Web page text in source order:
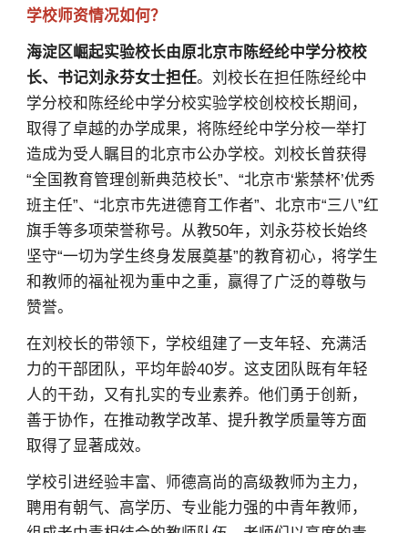
学校师资情况如何？
海淀区崛起实验校长由原北京市陈经纶中学分校校
长、书记刘永芬女士担任。刘校长在担任陈经纶中
学分校和陈经纶中学分校实验学校创校校长期间，
取得了卓越的办学成果，将陈经纶中学分校一举打
造成为受人瞩目的北京市公办学校。刘校长曾获得
“全国教育管理创新典范校长”、“北京市‘紫禁杯’优秀
班主任”、“北京市先进德育工作者”、北京市“三八”红
旗手等多项荣誉称号。从教50年，刘永芬校长始终
坚守“一切为学生终身发展奠基”的教育初心，将学生
和教师的福祉视为重中之重，赢得了广泛的尊敬与
赞誉。
在刘校长的带领下，学校组建了一支年轻、充满活
力的干部团队，平均年龄40岁。这支团队既有年轻
人的干劲，又有扎实的专业素养。他们勇于创新，
善于协作，在推动教学改革、提升教学质量等方面
取得了显著成效。
学校引进经验丰富、师德高尚的高级教师为主力，
聘用有朝气、高学历、专业能力强的中青年教师，